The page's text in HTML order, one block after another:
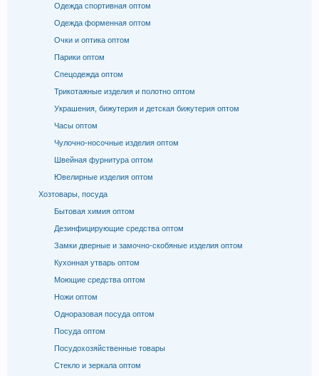
Одежда спортивная оптом
Одежда форменная оптом
Очки и оптика оптом
Парики оптом
Спецодежда оптом
Трикотажные изделия и полотно оптом
Украшения, бижутерия и детская бижутерия оптом
Часы оптом
Чулочно-носочные изделия оптом
Швейная фурнитура оптом
Ювелирные изделия оптом
Хозтовары, посуда
Бытовая химия оптом
Дезинфицирующие средства оптом
Замки дверные и замочно-скобяные изделия оптом
Кухонная утварь оптом
Моющие средства оптом
Ножи оптом
Одноразовая посуда оптом
Посуда оптом
Посудохозяйственные товары
Стекло и зеркала оптом